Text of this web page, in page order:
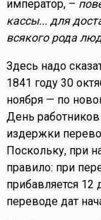
император, –
кассы... для
всякого рода
Здесь надо
1841 году 30
ноября — по
День работников
издержки
Поскольку, при
правило: при
прибавляется 12
переводе дат